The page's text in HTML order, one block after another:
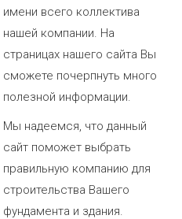
имени всего коллектива
нашей компании. На
страницах нашего сайта Вы
сможете почерпнуть много
полезной информации.
Мы надеемся, что данный
сайт поможет выбрать
правильную компанию для
строительства Вашего
фундамента и здания.